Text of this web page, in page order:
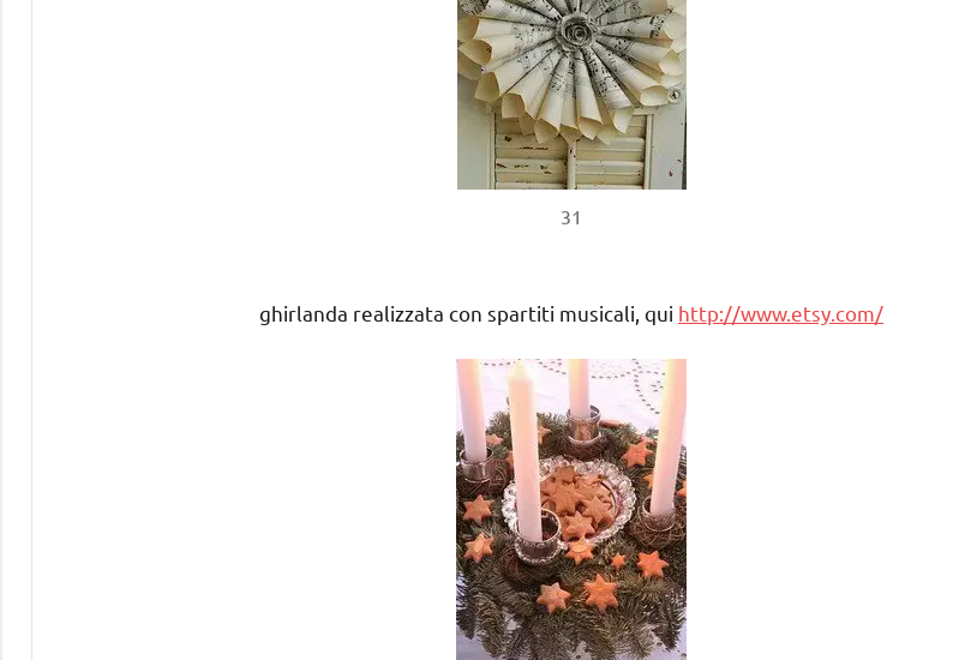
31
ghirlanda realizzata con spartiti musicali, qui http://www.etsy.com/